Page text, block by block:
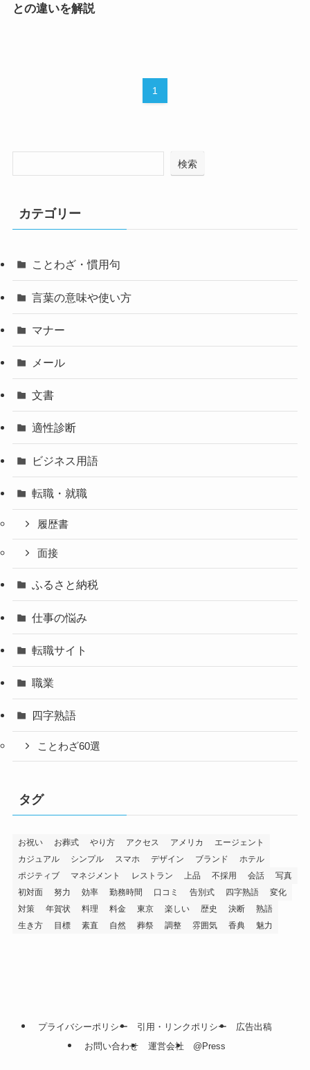
との違いを解説
1
検索
カテゴリー
ことわざ・慣用句
言葉の意味や使い方
マナー
メール
文書
適性診断
ビジネス用語
転職・就職
履歴書
面接
ふるさと納税
仕事の悩み
転職サイト
職業
四字熟語
ことわざ60選
タグ
お祝い お葬式 やり方 アクセス アメリカ
エージェント
カジュアル
シンプル スマホ デザイン ブランド
ホテル
ポジティブ
マネジメント レストラン 上品 不採用 会話
写真
初対面
努力 効率 勤務時間 口コミ 告別式 四字熟語
変化
対策
年賀状 料理 料金 東京 楽しい 歴史 決断
熟語
生き方
目標 素直 自然 葬祭 調整 雰囲気 香典 魅力
プライバシーポリシー 引用・リンクポリシー
広告出稿
お問い合わせ
運営会社 @Press